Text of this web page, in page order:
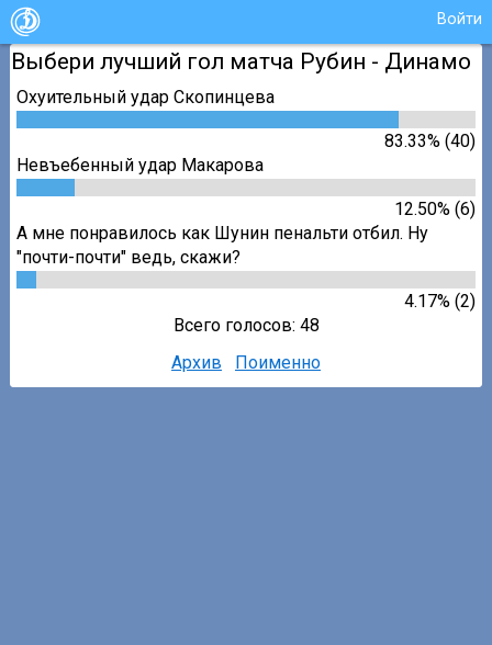
Войти
Выбери лучший гол матча Рубин - Динамо
Охуительный удар Скопинцева
83.33% (40)
Невъебенный удар Макарова
12.50% (6)
А мне понравилось как Шунин пенальти отбил. Ну
"почти-почти" ведь, скажи?
4.17% (2)
Всего голосов: 48
Архив
Поименно